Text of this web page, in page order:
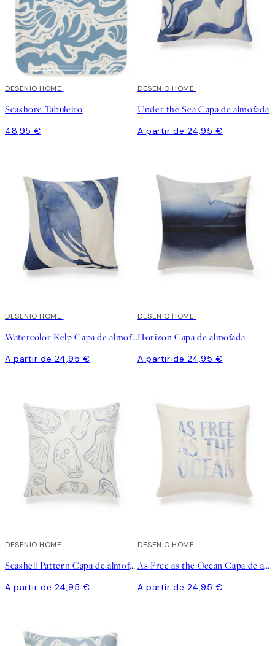
DESENIO HOME
Seashore Tabuleiro
48,95 €
DESENIO HOME
Under the Sea Capa de almofada
A partir de 24,95 €
DESENIO HOME
Watercolor Kelp Capa de almofada
A partir de 24,95 €
DESENIO HOME
Horizon Capa de almofada
A partir de 24,95 €
DESENIO HOME
Seashell Pattern Capa de almofada
A partir de 24,95 €
DESENIO HOME
As Free as the Ocean Capa de almofada
A partir de 24,95 €